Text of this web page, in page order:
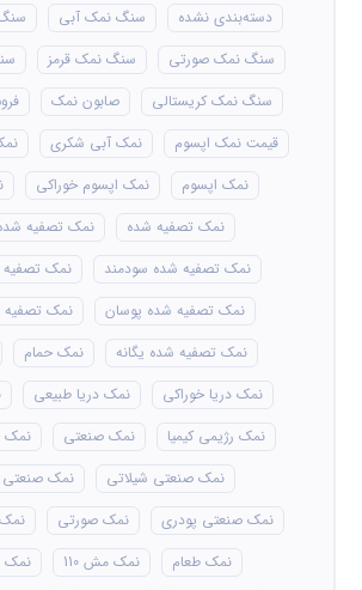
دسته‌بندی نشده
سنگ نمک آبی
سنگ نمک صورتی
سنگ نمک قرمز
سنگ نمک کریستالی
صابون نمک
قیمت نمک اپسوم
نمک آبی شکری
نمک اپسوم
نمک اپسوم خوراکی
نمک تصفیه شده
نمک تصفیه
نمک تصفیه شده سودمند
نمک
نمک تصفیه شده پوسان
نمک تصفیه
نمک تصفیه شده یگانه
نمک حمام
نمک دریا خوراکی
نمک دریا طبیعی
نمک رژیمی کیمیا
نمک صنعتی
نمک
نمک صنعتی شیلاتی
نمک
نمک صنعتی پودری
نمک صورتی
نمک طعام
نمک مش 110
نمک